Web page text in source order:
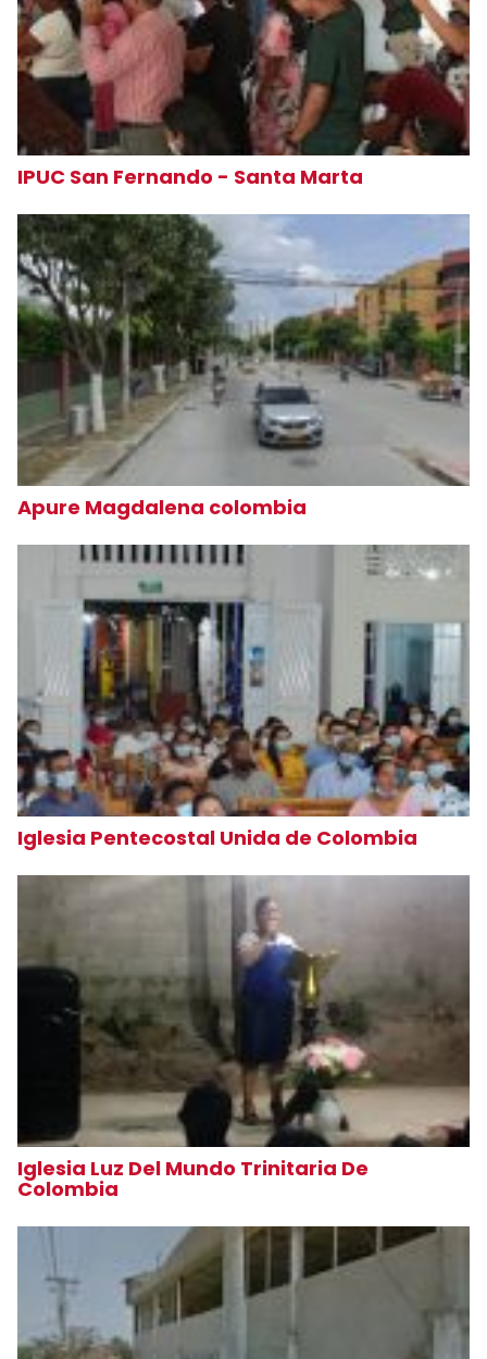
IPUC San Fernando - Santa Marta
Apure Magdalena colombia
Iglesia Pentecostal Unida de Colombia
Iglesia Luz Del Mundo Trinitaria De
Colombia